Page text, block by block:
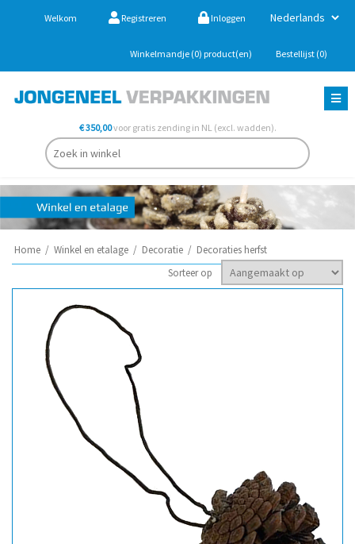
Welkom Registreren Inloggen
Winkelmandje (0) product(en) Bestellijst (0)
€ 350,00voor gratis zending in NL (excl. wadden).
Home / Winkel en etalage / Decoratie / Decoraties herfst
Sorteer op